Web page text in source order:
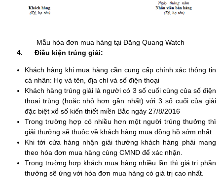
Mẫu hóa đơn mua hàng tại Đăng Quang Watch
4.
Điều kiện trúng giải:
Khách hàng khi mua hàng cần cung cấp chính xác thông tin
cá nhân: Họ và tên, địa chỉ và số điện thoại
Khách hàng trúng giải là người có 3 số cuối cùng của số điện
thoại trùng (hoặc nhỏ hơn gần nhất) với 3 số cuối của giải
đặc biệt xổ số kiến thiết miền Bắc ngày 27/8/2016
Trong trường hợp có nhiều hơn một người trúng thưởng thì
giải thưởng sẽ thuộc về khách hàng mua đồng hồ sớm nhất
Khi tới cửa hàng nhận giải thưởng khách hàng phải mang
theo hóa đơn mua hàng cùng CMND để xác nhận.
Trong trường hợp khách mua hàng nhiều lần thì giá trị phần
thưởng sẽ ứng với hóa đơn mua hàng có giá trị cao nhất.